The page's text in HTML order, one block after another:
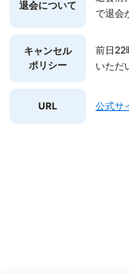
退会について
で退会
キャンセル
ポリシー
前日22
いただ
URL 公式サ